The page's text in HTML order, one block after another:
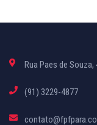
Rua Paes de Souza,
(91) 3229-4877